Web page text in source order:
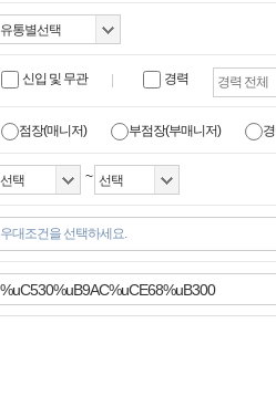
신입 및 무관 경력
점장(매니저) 부점장(부매니저)
~
우대조건을 선택하세요.